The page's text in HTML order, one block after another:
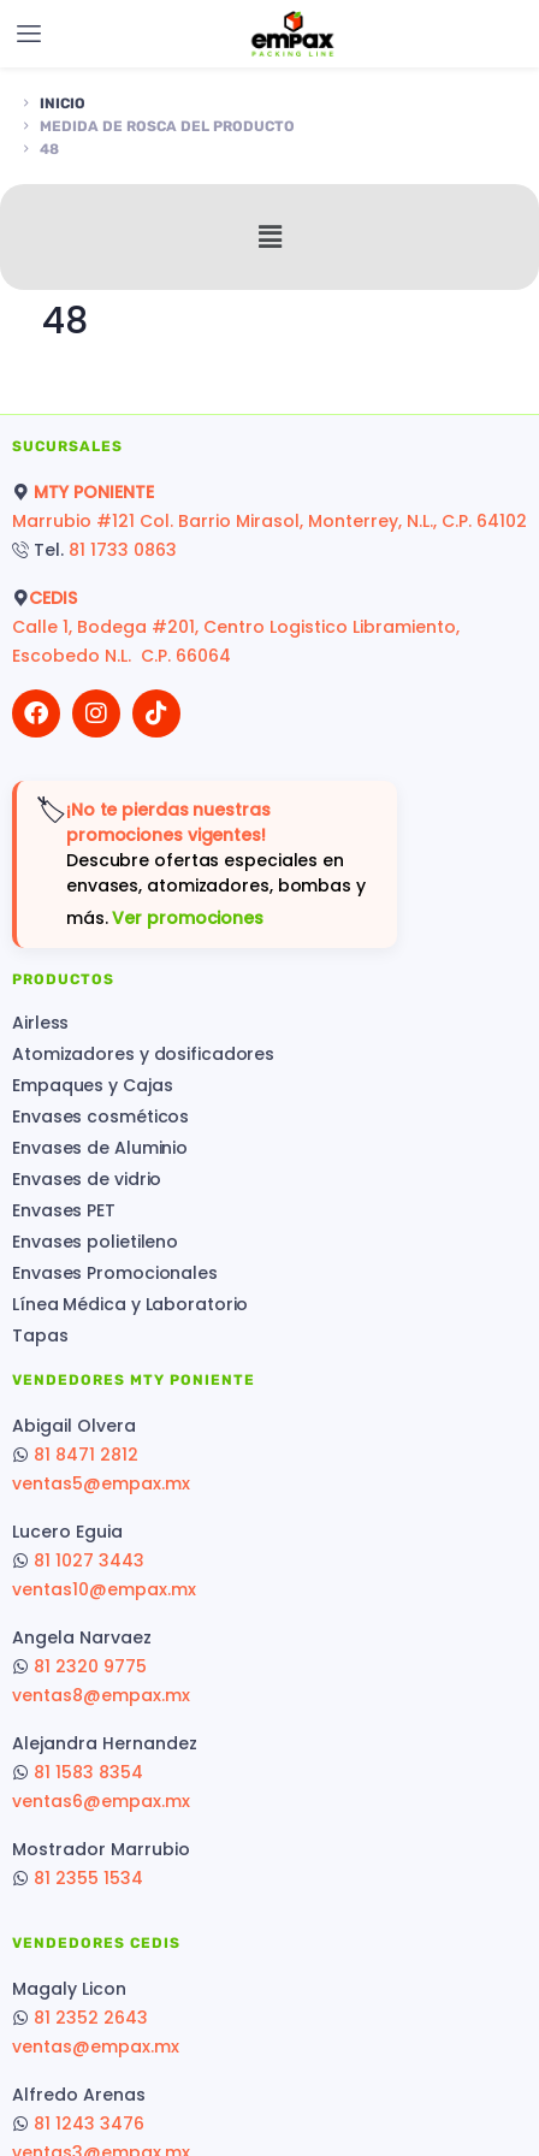
INICIO
MEDIDA DE ROSCA DEL PRODUCTO
48
48
SUCURSALES
MTY PONIENTE
Marrubio #121 Col. Barrio Mirasol, Monterrey, N.L., C.P. 64102
Tel. 81 1733 0863
CEDIS
Calle 1, Bodega #201, Centro Logistico Libramiento,
Escobedo N.L. C.P. 66064
🏷️¡No te pierdas nuestras
promociones vigentes!
Descubre ofertas especiales en
envases, atomizadores, bombas y
más.Ver promociones
PRODUCTOS
Airless
Atomizadores y dosificadores
Empaques y Cajas
Envases cosméticos
Envases de Aluminio
Envases de vidrio
Envases PET
Envases polietileno
Envases Promocionales
Línea Médica y Laboratorio
Tapas
VENDEDORES MTY PONIENTE
Abigail Olvera
81 8471 2812
ventas5@empax.mx
Lucero Eguia
81 1027 3443
ventas10@empax.mx
Angela Narvaez
81 2320 9775
ventas8@empax.mx
Alejandra Hernandez
81 1583 8354
ventas6@empax.mx
Mostrador Marrubio
81 2355 1534
VENDEDORES CEDIS
Magaly Licon
81 2352 2643
ventas@empax.mx
Alfredo Arenas
81 1243 3476